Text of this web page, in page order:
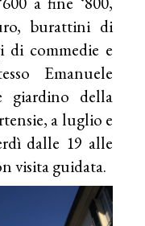
burattini di
di commedie e
Emanuele
giardino della
a luglio e
dalle 19 alle
visita guidata.